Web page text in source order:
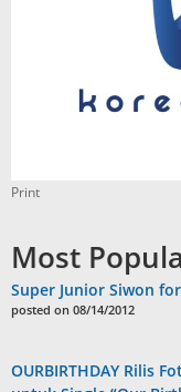
Print
Most
Super Junior Siwon
posted on 08/14/2012
OURBIRTHDAY Rilis